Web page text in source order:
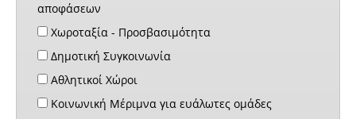
αποφάσεων
Χωροταξία - Προσβασιμότητα
Δημοτική Συγκοινωνία
Αθλητικοί Χώροι
Κοινωνική Μέριμνα για ευάλωτες ομάδες